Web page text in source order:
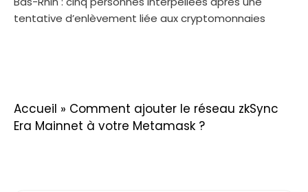
tentative d’enlèvement liée aux cryptomonnaies
Accueil » Comment ajouter le réseau zkSync
Era Mainnet à votre Metamask ?